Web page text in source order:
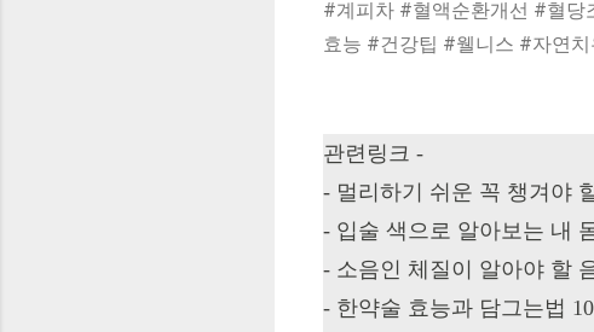
#계피차 #혈액순환개선 #혈
효능 #건강팁 #웰니스 #자연
관련링크 -
- 멀리하기 쉬운 꼭 챙겨야
- 입술 색으로 알아보는 내
- 소음인 체질이 알아야 할
- 한약술 효능과 담그는법